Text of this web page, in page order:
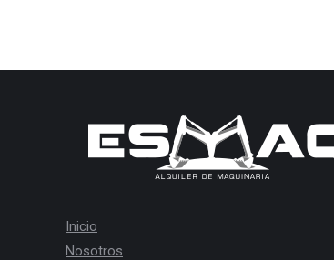
Inicio
Nosotros